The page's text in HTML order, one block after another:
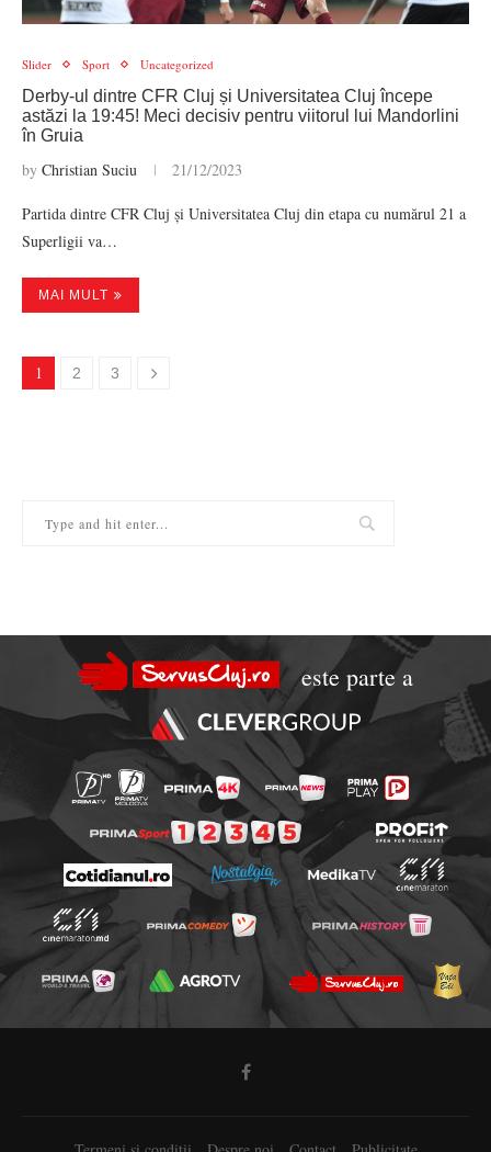
Slider Sport Uncategorized
Derby-ul dintre CFR Cluj și Universitatea Cluj începe
astăzi la 19:45! Meci decisiv pentru viitorul lui Mandorlini
în Gruia
by Christian Suciu 21/12/2023
Partida dintre CFR Cluj și Universitatea Cluj din etapa cu numărul 21 a
Superligii va…
MAI MULT
1 2 3
este parte a